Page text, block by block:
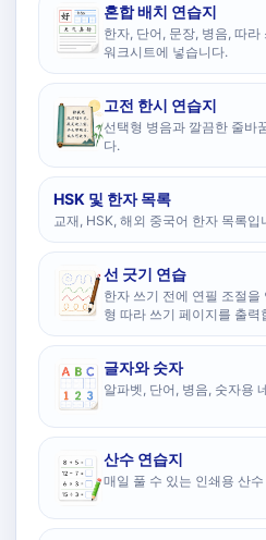
혼합 배치 연습지
한자, 단어, 문장, 병음, 따
워크시트에 넣습니다.
고전 한시 연습지
선택형 병음과 깔끔한 줄바
다.
HSK 및 한자 목록
교재, HSK, 해외 중국어 한자 목록입
선 긋기 연습
한자 쓰기 전에 연필 조절
형 따라 쓰기 페이지를 출력
글자와 숫자
알파벳, 단어, 병음, 숫자용
산수 연습지
매일 풀 수 있는 인쇄용 산